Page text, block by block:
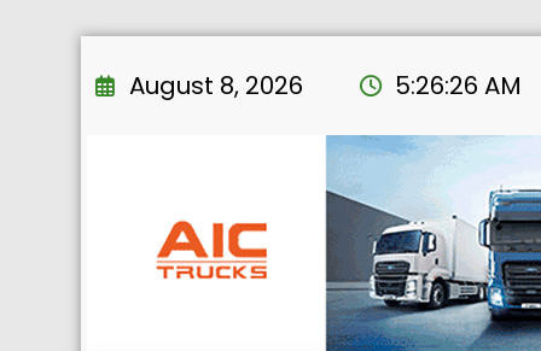
to
August 8, 2026 5:26:27 AM